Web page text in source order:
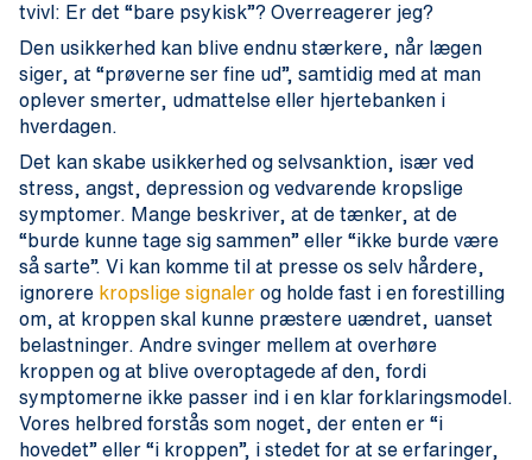
tvivl: Er det “bare psykisk”? Overreagerer jeg?
Den usikkerhed kan blive endnu stærkere, når lægen
siger, at “prøverne ser fine ud”, samtidig med at man
oplever smerter, udmattelse eller hjertebanken i
hverdagen.
Det kan skabe usikkerhed og selvsanktion, især ved
stress, angst, depression og vedvarende kropslige
symptomer. Mange beskriver, at de tænker, at de
“burde kunne tage sig sammen” eller “ikke burde være
så sarte”. Vi kan komme til at presse os selv hårdere,
ignorere kropslige signaler og holde fast i en forestilling
om, at kroppen skal kunne præstere uændret, uanset
belastninger. Andre svinger mellem at overhøre
kroppen og at blive overoptagede af den, fordi
symptomerne ikke passer ind i en klar forklaringsmodel.
Vores helbred forstås som noget, der enten er “i
hovedet” eller “i kroppen”, i stedet for at se erfaringer,